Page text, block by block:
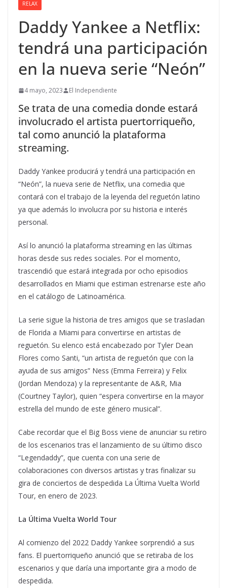
RELAX
Daddy Yankee a Netflix:
tendrá una participación
en la nueva serie “Neón”
4 mayo, 2023 El Independiente
Se trata de una comedia donde estará
involucrado el artista puertorriqueño,
tal como anunció la plataforma
streaming.
Daddy Yankee producirá y tendrá una participación en
“Neón”, la nueva serie de Netflix, una comedia que
contará con el trabajo de la leyenda del reguetón latino
ya que además lo involucra por su historia e interés
personal.
Así lo anunció la plataforma streaming en las últimas
horas desde sus redes sociales. Por el momento,
trascendió que estará integrada por ocho episodios
desarrollados en Miami que estiman estrenarse este año
en el catálogo de Latinoamérica.
La serie sigue la historia de tres amigos que se trasladan
de Florida a Miami para convertirse en artistas de
reguetón. Su elenco está encabezado por Tyler Dean
Flores como Santi, “un artista de reguetón que con la
ayuda de sus amigos” Ness (Emma Ferreira) y Felix
(Jordan Mendoza) y la representante de A&R, Mia
(Courtney Taylor), quien “espera convertirse en la mayor
estrella del mundo de este género musical”.
Cabe recordar que el Big Boss viene de anunciar su retiro
de los escenarios tras el lanzamiento de su último disco
“Legendaddy”, que cuenta con una serie de
colaboraciones con diversos artistas y tras finalizar su
gira de conciertos de despedida La Última Vuelta World
Tour, en enero de 2023.
La Última Vuelta World Tour
Al comienzo del 2022 Daddy Yankee sorprendió a sus
fans. El puertorriqueño anunció que se retiraba de los
escenarios y que daría una importante gira a modo de
despedida.